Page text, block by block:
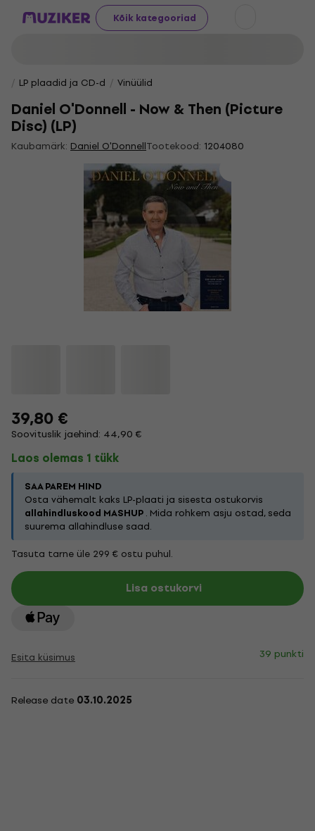
Kõik kategooriad
LP plaadid ja CD-d Vinüülid
Daniel O'Donnell - Now & Then (Picture
Disc) (LP)
Kaubamärk: Daniel O'DonnellTootekood: 1204080
39,80 €
Soovituslik jaehind: 44,90 €
Laos olemas 1 tükk
SAA PAREM HIND
Osta vähemalt kaks LP-plaati ja sisesta ostukorvis
allahindluskood MASHUP. Mida rohkem asju ostad, seda
suurema allahindluse saad.
Tasuta tarne üle 299 € ostu puhul.
Lisa ostukorvi
Esita küsimus 39 punkti
Release date 03.10.2025